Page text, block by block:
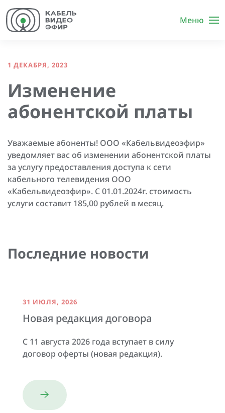
Меню
1 ДЕКАБРЯ, 2023
Изменение
абонентской платы
Уважаемые абоненты! ООО «Кабельвидеоэфир»
уведомляет вас об изменении абонентской платы
за услугу предоставления доступа к сети
кабельного телевидения ООО
«Кабельвидеоэфир». С 01.01.2024г. стоимость
услуги составит 185,00 рублей в месяц.
Последние новости
31 ИЮЛЯ, 2026
Новая редакция договора
С 11 августа 2026 года вступает в силу
договор оферты (новая редакция).